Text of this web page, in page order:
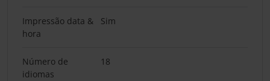
Impressão data &
hora
Sim
Número de
idiomas
18